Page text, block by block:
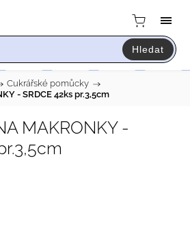
Hledat
Cukrářské pomůcky /
- SRDCE 42ks pr.3,5cm
MAKRONKY -